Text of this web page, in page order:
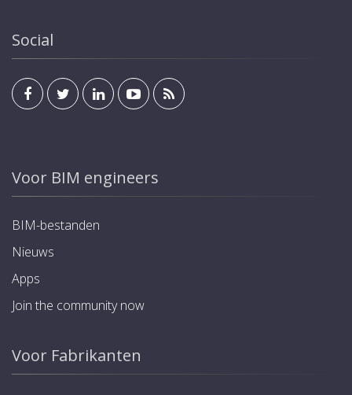
Social
Voor BIM engineers
BIM-bestanden
Nieuws
Apps
Join the community now
Voor Fabrikanten